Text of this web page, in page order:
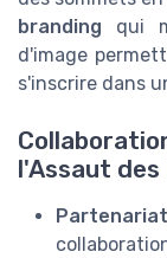
branding qui
d'image
s'inscrire dans
l'Assaut des